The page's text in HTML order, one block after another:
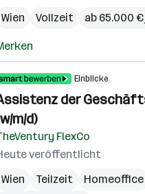
Wien
Vollzeit ab 65.000
Einblicke
der
m/d)
FlexCo
veröffentlicht
Wien
Teilzeit
Homeoffice